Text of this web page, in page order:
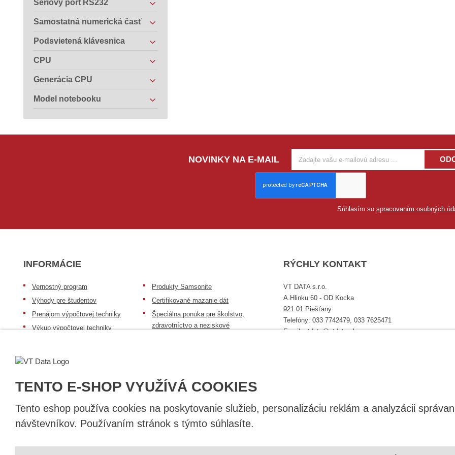
TENTO E-SHOP VYUŽÍVÁ COOKIES
Tento eshop používa cookies na poskytovanie služieb, personalizáciu reklám a analyzácii
návštevníkov. Používaním stránok s týmto súhlasíte.
Sériový port RS232
Samostatná numerická časť
Podsvietená klávesnica
CPU
Generácia CPU
Model notebooku
NOVINKY NA E-MAIL
Súhlasím so spracovaním osobných
INFORMÁCIE
Vernostný program
Výhody pre študentov
Prenájom výpočtovej techniky
Výkup výpočtovej techniky
Produkty Samsonite
Certifikované mazanie dát
Špeciálna ponuka pre školstvo,
zdravotníctvo a neziskové
Všeobecné informácie
RÝCHLY KONTAKT
VT DATA s.r.o.
A.Hlinku 60 - OD Kocka
921 01 Piešťany
Telefóny: 033 7742479, 033 7625471
Email: vtdata@vtdata.sk